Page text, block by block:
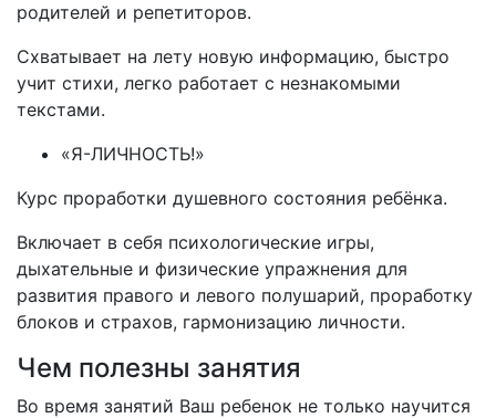
родителей и репетиторов.
Схватывает на лету новую информацию, быстро
учит стихи, легко работает с незнакомыми
текстами.
«Я-ЛИЧНОСТЬ!»
Курс проработки душевного состояния ребёнка.
Включает в себя психологические игры,
дыхательные и физические упражнения для
развития правого и левого полушарий, проработку
блоков и страхов, гармонизацию личности.
Чем полезны занятия
Во время занятий Ваш ребенок не только научится